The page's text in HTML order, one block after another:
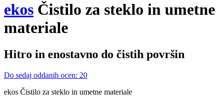
ekos Čistilo za steklo in umetne
materiale
Hitro in enostavno do čistih površin
Do sedaj oddanih ocen: 20
ekos Čistilo za steklo in umetne materiale